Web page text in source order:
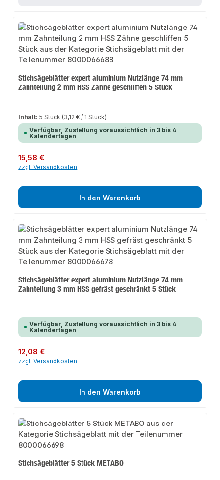
Stichsägeblätter expert aluminium Nutzlänge 74 mm
Zahnteilung 2 mm HSS Zähne geschliffen 5 Stück
Inhalt:5 Stück (3,12 € / 1 Stück)
Verfügbar, Zustellung voraussichtlich in 3 bis 4
Kalendertagen
Regulärer Preis:
15,58 €
zzgl. Versandkosten
In den Warenkorb
Stichsägeblätter expert aluminium Nutzlänge 74 mm
Zahnteilung 3 mm HSS gefräst geschränkt 5 Stück
Verfügbar, Zustellung voraussichtlich in 3 bis 4
Kalendertagen
Regulärer Preis:
12,08 €
zzgl. Versandkosten
In den Warenkorb
Stichsägeblätter 5 Stück METABO